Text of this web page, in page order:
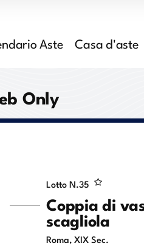
Aste Casa d'aste
Only
Lotto N.35
Coppia di
scagliola
Roma, XIX Sec.